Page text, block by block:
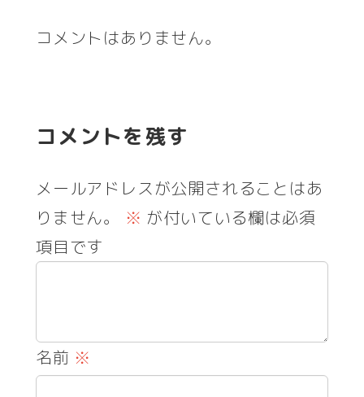
コメントはありません。
コメントを残す
メールアドレスが公開されることはあ
りません。
※ が付いている欄は必須
項目です
名前 ※